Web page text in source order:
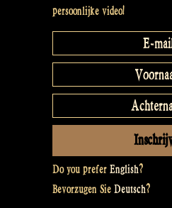
persoonlijke video!
Do you prefer English?
Bevorzugen Sie Deutsch?